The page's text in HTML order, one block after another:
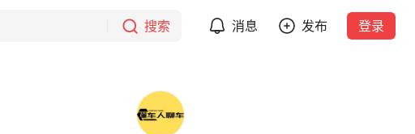
搜索 消息 发布 登录